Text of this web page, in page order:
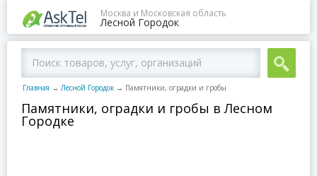
Москва и Московская область
Лесной Городок
Главная → Лесной Городок → Памятники, оградки и гробы
Памятники, оградки и гробы в Лесном
Городке